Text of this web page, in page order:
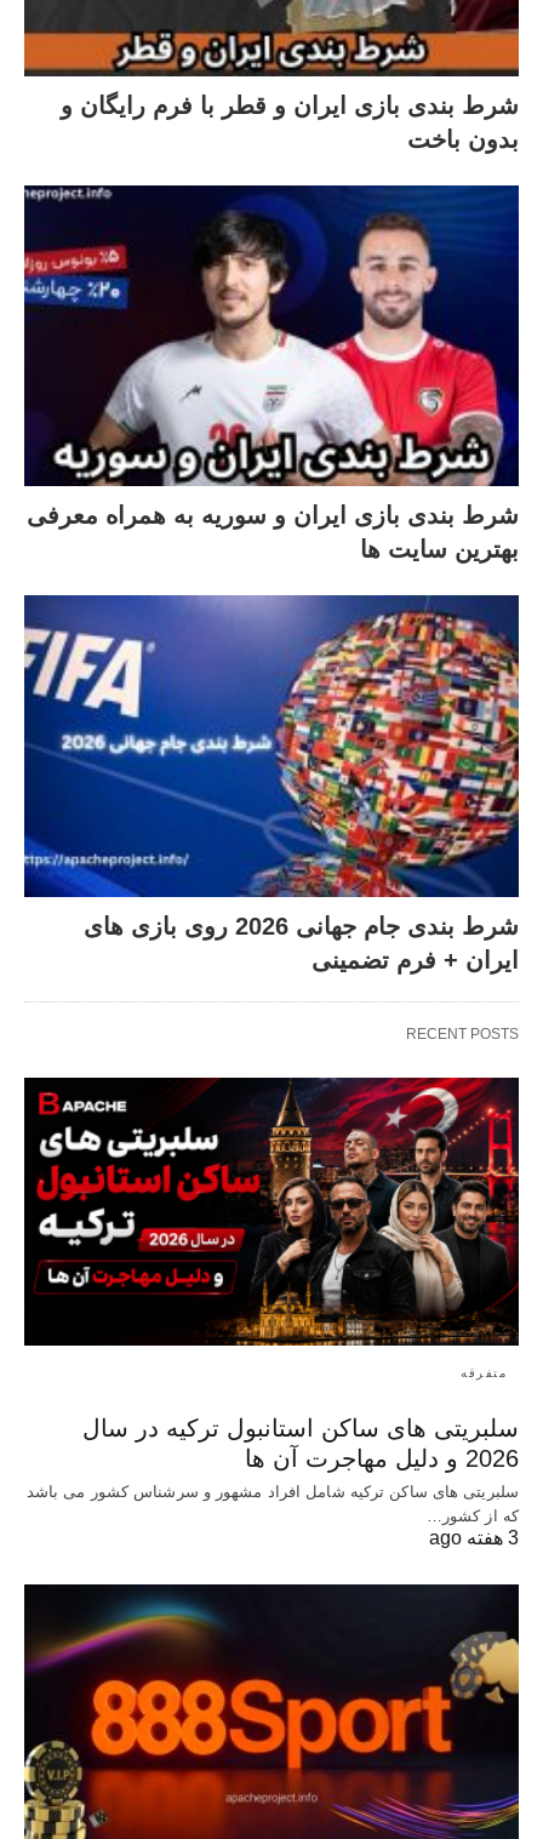
شرط بندی بازی ایران و قطر با فرم رایگان و
بدون باخت
شرط بندی بازی ایران و سوریه به همراه معرفی
بهترین سایت ها
شرط بندی جام جهانی 2026 روی بازی های
ایران + فرم تضمینی
RECENT POSTS
متفرقه
سلبریتی های ساکن استانبول ترکیه در سال
2026 و دلیل مهاجرت آن ها
سلبریتی های ساکن ترکیه شامل افراد مشهور و سرشناس کشور می باشد
که از کشور…
3 هفته ago